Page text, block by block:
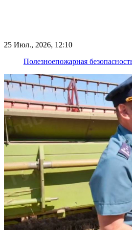
25 Июл., 2026, 12:10
Полезноепожарная